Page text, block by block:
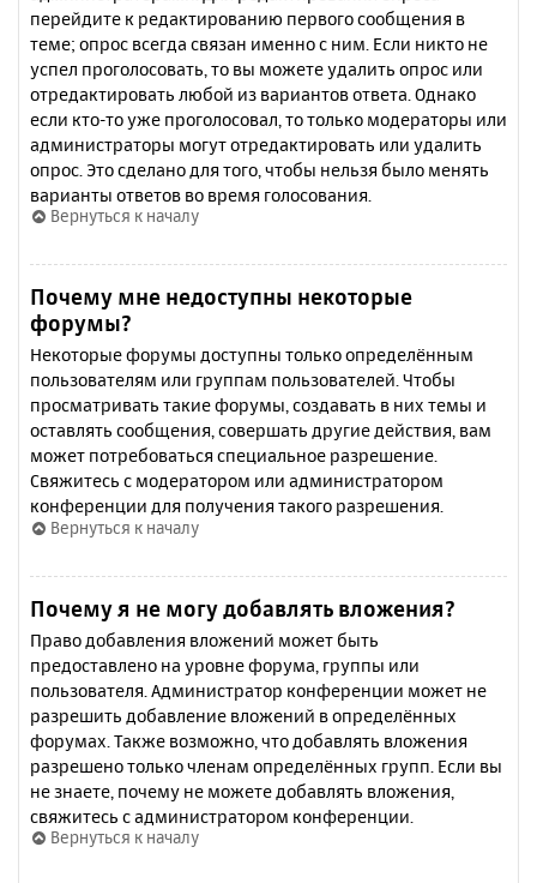
перейдите к редактированию первого сообщения в
теме; опрос всегда связан именно с ним. Если никто не
успел проголосовать, то вы можете удалить опрос или
отредактировать любой из вариантов ответа. Однако
если кто-то уже проголосовал, то только модераторы или
администраторы могут отредактировать или удалить
опрос. Это сделано для того, чтобы нельзя было менять
варианты ответов во время голосования.
Вернуться к началу
Почему мне недоступны некоторые
форумы?
Некоторые форумы доступны только определённым
пользователям или группам пользователей. Чтобы
просматривать такие форумы, создавать в них темы и
оставлять сообщения, совершать другие действия, вам
может потребоваться специальное разрешение.
Свяжитесь с модератором или администратором
конференции для получения такого разрешения.
Вернуться к началу
Почему я не могу добавлять вложения?
Право добавления вложений может быть
предоставлено на уровне форума, группы или
пользователя. Администратор конференции может не
разрешить добавление вложений в определённых
форумах. Также возможно, что добавлять вложения
разрешено только членам определённых групп. Если вы
не знаете, почему не можете добавлять вложения,
свяжитесь с администратором конференции.
Вернуться к началу